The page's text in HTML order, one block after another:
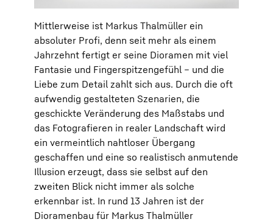
Mittlerweise ist Markus Thalmüller ein
absoluter Profi, denn seit mehr als einem
Jahrzehnt fertigt er seine Dioramen mit viel
Fantasie und Fingerspitzengefühl – und die
Liebe zum Detail zahlt sich aus. Durch die oft
aufwendig gestalteten Szenarien, die
geschickte Veränderung des Maßstabs und
das Fotografieren in realer Landschaft wird
ein vermeintlich nahtloser Übergang
geschaffen und eine so realistisch anmutende
Illusion erzeugt, dass sie selbst auf den
zweiten Blick nicht immer als solche
erkennbar ist. In rund 13 Jahren ist der
Dioramenbau für Markus Thalmüller